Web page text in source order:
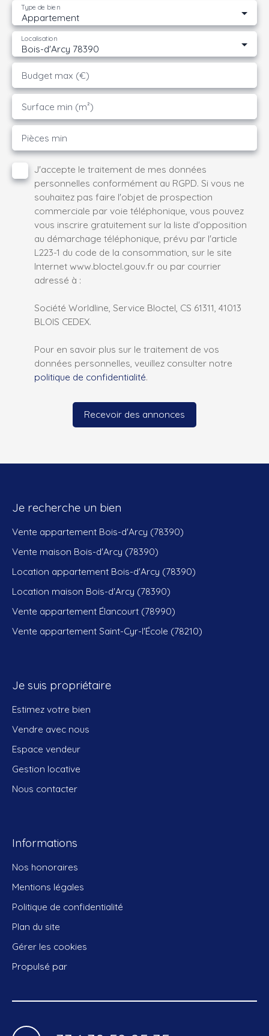
Appartement
Type de bien
Bois-d'Arcy 78390
Localisation
Budget max (€)
Surface min (m²)
Pièces min
J'accepte le traitement de mes données
personnelles conformément au RGPD. Si vous ne
souhaitez pas faire l'objet de prospection
commerciale par voie téléphonique, vous pouvez
vous inscrire gratuitement sur la liste d'opposition
au démarchage téléphonique, prévu par l'article
L223-1 du code de la consommation, sur le site
Internet www.bloctel.gouv.fr ou par courrier
adressé à :
Société Worldline, Service Bloctel, CS 61311, 41013
BLOIS CEDEX.
Pour en savoir plus sur le traitement de vos
données personnelles, veuillez consulter notre
politique de confidentialité.
Recevoir des annonces
Je recherche un bien
Vente appartement Bois-d'Arcy (78390)
Vente maison Bois-d'Arcy (78390)
Location appartement Bois-d'Arcy (78390)
Location maison Bois-d'Arcy (78390)
Vente appartement Élancourt (78990)
Vente appartement Saint-Cyr-l'École (78210)
Je suis propriétaire
Estimez votre bien
Vendre avec nous
Espace vendeur
Gestion locative
Nous contacter
Informations
Nos honoraires
Mentions légales
Politique de confidentialité
Plan du site
Gérer les cookies
Propulsé par